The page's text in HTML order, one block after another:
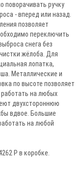
поворачивать ручку
- вперед или назад.
позволяет
переключить
снега без
жёлоба. Для
лопатка,
Металлические и
по высоте позволяет
на любых
двухстороннюю
вдвое. Большие
на любой
P в коробке.